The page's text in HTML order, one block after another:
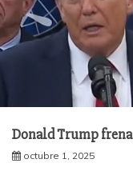
Donald Trump
octubre 1, 2025